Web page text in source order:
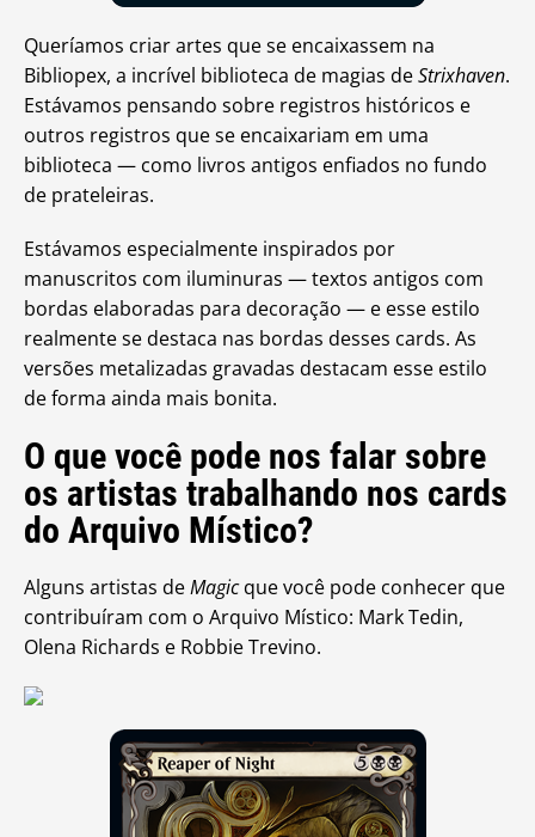
Queríamos criar artes que se encaixassem na
Bibliopex, a incrível biblioteca de magias deStrixhaven.
Estávamos pensando sobre registros históricos e
outros registros que se encaixariam em uma
biblioteca — como livros antigos enfiados no fundo
de prateleiras.
Estávamos especialmente inspirados por
manuscritos com iluminuras — textos antigos com
bordas elaboradas para decoração — e esse estilo
realmente se destaca nas bordas desses cards. As
versões metalizadas gravadas destacam esse estilo
de forma ainda mais bonita.
O que você pode nos falar sobre
os artistas trabalhando nos cards
do Arquivo Místico?
Alguns artistas deMagicque você pode conhecer que
contribuíram com o Arquivo Místico: Mark Tedin,
Olena Richards e Robbie Trevino.